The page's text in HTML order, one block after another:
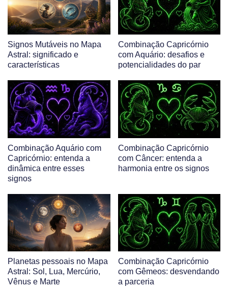
Signos Mutáveis no Mapa
Astral: significado e
características
Combinação Capricórnio
com Aquário: desafios e
potencialidades do par
Combinação Aquário com
Capricórnio: entenda a
dinâmica entre esses
signos
Combinação Capricórnio
com Câncer: entenda a
harmonia entre os signos
Planetas pessoais no Mapa
Astral: Sol, Lua, Mercúrio,
Vênus e Marte
Combinação Capricórnio
com Gêmeos: desvendando
a parceria